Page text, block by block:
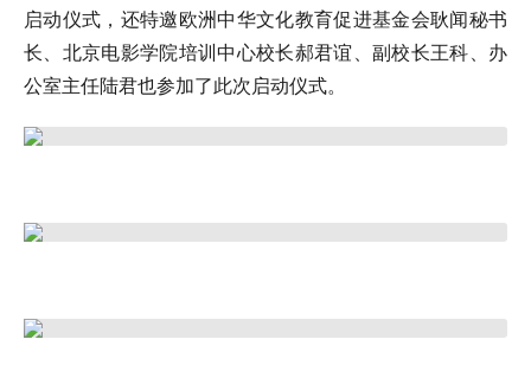
启动仪式，还特邀欧洲中华文化教育促进基金会耿闻秘书
长、北京电影学院培训中心校长郝君谊、副校长王科、办
公室主任陆君也参加了此次启动仪式。